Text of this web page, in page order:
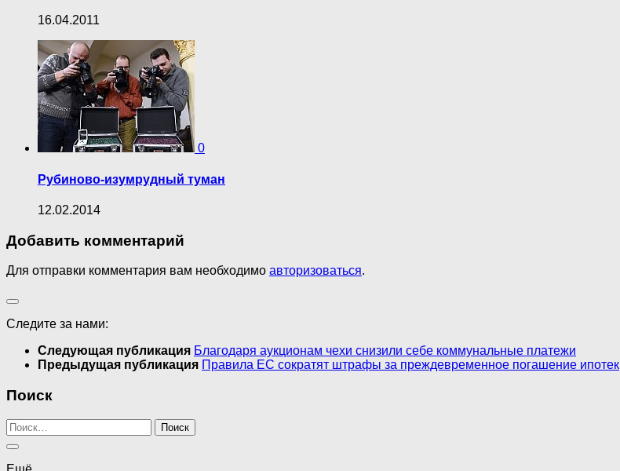
16.04.2011
0
Рубиново-изумрудный туман
12.02.2014
Добавить комментарий
Для отправки комментария вам необходимо авторизоваться.
Следите за нами:
Следующая публикация Благодаря аукционам чехи снизили себе коммунальные платежи
Предыдущая публикация Правила ЕС сократят штрафы за преждевременное погашение ипотек
Поиск
Найти: